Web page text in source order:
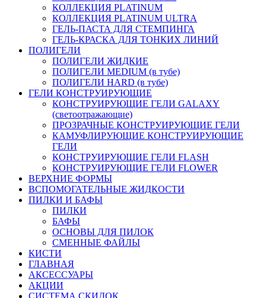
КОЛЛЕКЦИЯ PLATINUM
КОЛЛЕКЦИЯ PLATINUM ULTRA
ГЕЛЬ-ПАСТА ДЛЯ СТЕМПИНГА
ГЕЛЬ-КРАСКА ДЛЯ ТОНКИХ ЛИНИЙ
ПОЛИГЕЛИ
ПОЛИГЕЛИ ЖИДКИЕ
ПОЛИГЕЛИ MEDIUM (в тубе)
ПОЛИГЕЛИ HARD (в тубе)
ГЕЛИ КОНСТРУИРУЮЩИЕ
КОНСТРУИРУЮЩИЕ ГЕЛИ GALAXY
(светоотражающие)
ПРОЗРАЧНЫЕ КОНСТРУИРУЮЩИЕ ГЕЛИ
КАМУФЛИРУЮЩИЕ КОНСТРУИРУЮЩИЕ
ГЕЛИ
КОНСТРУИРУЮЩИЕ ГЕЛИ FLASH
КОНСТРУИРУЮЩИЕ ГЕЛИ FLOWER
ВЕРХНИЕ ФОРМЫ
ВСПОМОГАТЕЛЬНЫЕ ЖИДКОСТИ
ПИЛКИ И БАФЫ
ПИЛКИ
БАФЫ
ОСНОВЫ ДЛЯ ПИЛОК
СМЕННЫЕ ФАЙЛЫ
КИСТИ
ГЛАВНАЯ
АКСЕССУАРЫ
АКЦИИ
СИСТЕМА СКИДОК